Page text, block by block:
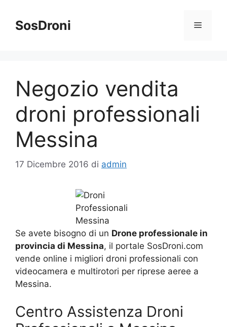
contenuto
SosDroni Menu
Negozio vendita
droni professionali
Messina
17 Dicembre 2016 di admin
Se avete bisogno di un Drone professionale in
provincia di Messina, il portale SosDroni.com
vende online i migliori droni professionali con
videocamera e multirotori per riprese aeree a
Messina.
Centro Assistenza Droni